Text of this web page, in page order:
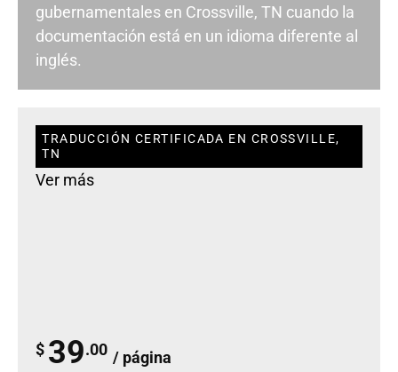
gubernamentales en Crossville, TN cuando la
documentación está en un idioma diferente al
inglés.
TRADUCCIÓN CERTIFICADA EN CROSSVILLE,
TN
Ver más
$ 39.00 / página